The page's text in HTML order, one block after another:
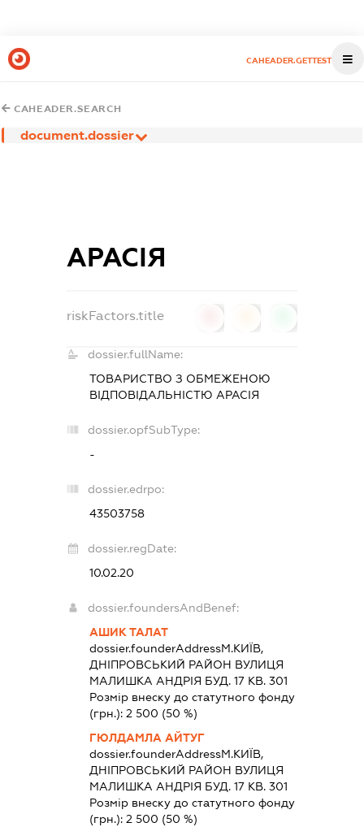
CAHEADER.GETTEST
CAHEADER.SEARCH
document.dossier
АРАСІЯ
riskFactors.title
dossier.fullName:
ТОВАРИСТВО З ОБМЕЖЕНОЮ
ВІДПОВІДАЛЬНІСТЮ АРАСІЯ
dossier.opfSubType:
-
dossier.edrpo:
43503758
dossier.regDate:
10.02.20
dossier.foundersAndBenef:
АШИК ТАЛАТ
dossier.founderAddressМ.КИЇВ,
ДНІПРОВСЬКИЙ РАЙОН ВУЛИЦЯ
МАЛИШКА АНДРІЯ БУД. 17 КВ. 301
Розмір внеску до статутного фонду
(грн.): 2 500 (50 %)
ГЮЛДАМЛА АЙТУГ
dossier.founderAddressМ.КИЇВ,
ДНІПРОВСЬКИЙ РАЙОН ВУЛИЦЯ
МАЛИШКА АНДРІЯ БУД. 17 КВ. 301
Розмір внеску до статутного фонду
(грн.): 2 500 (50 %)